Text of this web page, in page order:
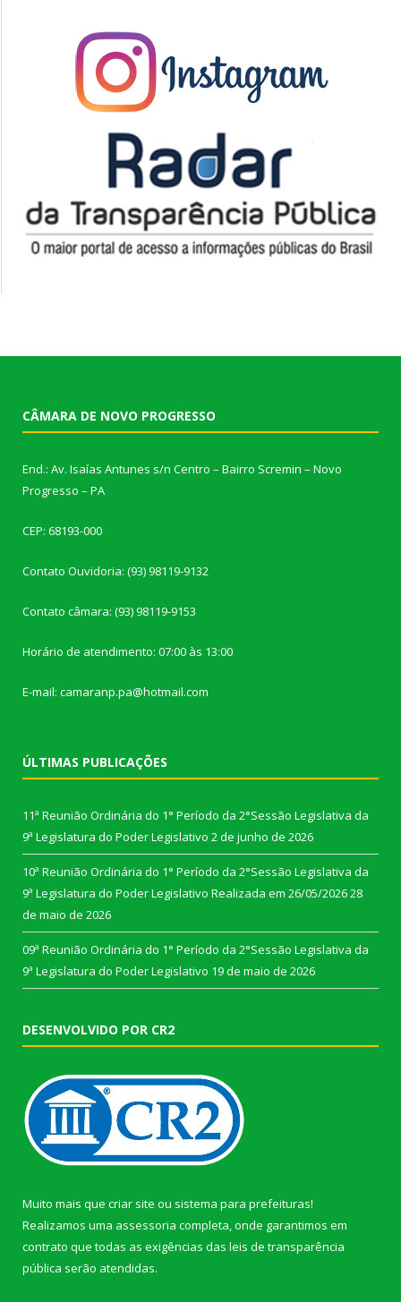
CÂMARA DE NOVO PROGRESSO
End.: Av. Isaías Antunes s/n Centro – Bairro Scremin – Novo
Progresso – PA
CEP: 68193-000
Contato Ouvidoria: (93) 98119-9132
Contato câmara: (93) 98119-9153
Horário de atendimento: 07:00 às 13:00
E-mail: camaranp.pa@hotmail.com
ÚLTIMAS PUBLICAÇÕES
11ª Reunião Ordinária do 1° Período da 2°Sessão Legislativa da
9ª Legislatura do Poder Legislativo 2 de junho de 2026
10ª Reunião Ordinária do 1° Período da 2°Sessão Legislativa da
9ª Legislatura do Poder Legislativo Realizada em 26/05/202628
de maio de 2026
09ª Reunião Ordinária do 1° Período da 2°Sessão Legislativa da
9ª Legislatura do Poder Legislativo 19 de maio de 2026
DESENVOLVIDO POR CR2
Muito mais que criar site ou sistema para prefeituras!
Realizamos uma assessoria completa, onde garantimos em
contrato que todas as exigências das leis de transparência
pública serão atendidas.